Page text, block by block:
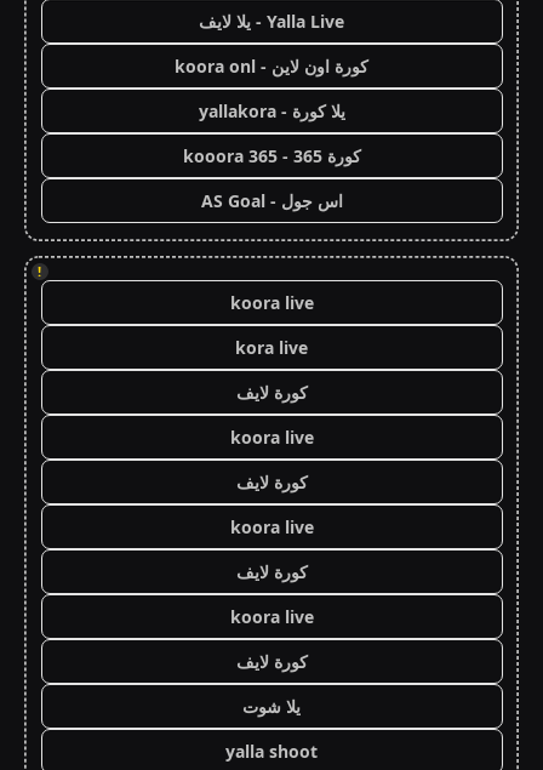
Yalla Live - يلا لايف
كورة اون لاين - koora onl
يلا كورة - yallakora
كورة 365 - kooora 365
اس جول - AS Goal
!
koora live
kora live
كورة لايف
koora live
كورة لايف
koora live
كورة لايف
koora live
كورة لايف
يلا شوت
yalla shoot